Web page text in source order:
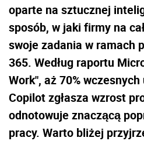
oparte na sztucznej
sposób, w jaki firmy na
swoje zadania w ramach
365. Według raportu
Work", aż 70%
Copilot zgłasza wzrost
odnotowuje znaczącą
pracy. Warto bliżej